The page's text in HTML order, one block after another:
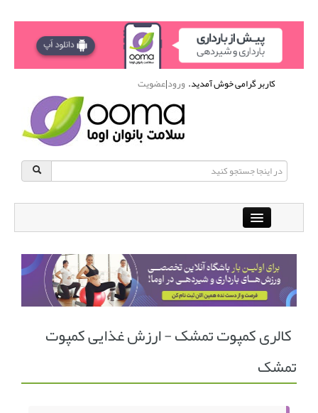
کاربر گرامی خوش آمدید.ورود|عضویت
باشگاه آنلاین ورزشی اوما
دانشنامه سلامت بانوان پرسش و پاسخ
انجمن متخصصین زنان و اوما انتخاب نام کودک
فهرست مواد غذایی
کالری کمپوت تمشک - ارزش غذایی کمپوت
تمشک